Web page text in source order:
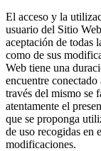
El acceso y la
usuario del Sitio
aceptación de todas
como de sus
Web tiene una
encuentre
través del mismo se
atentamente el
que se proponga
de uso recogidas en
modificaciones.